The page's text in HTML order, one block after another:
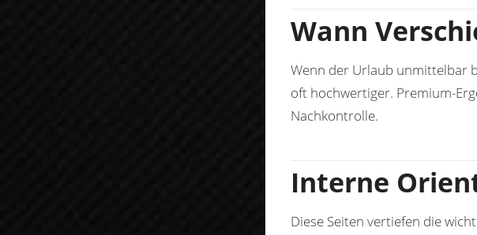
Wann
Wenn der Urlaub unmittelbar
oft hochwertiger. Premium-
Nachkontrolle.
Interne
Diese Seiten vertiefen die